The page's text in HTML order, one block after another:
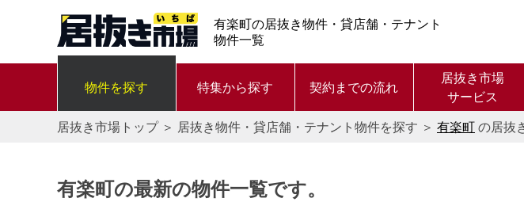
有楽町の居抜き物件・貸店舗・テナント
物件一覧
物件を探す 特集から探す 契約までの流れ
居抜き市場
サービス
居抜き市場トップ＞ 居抜き物件・貸店舗・テナント物件を探す ＞ 有楽町の居抜
有楽町の最新の物件一覧です。